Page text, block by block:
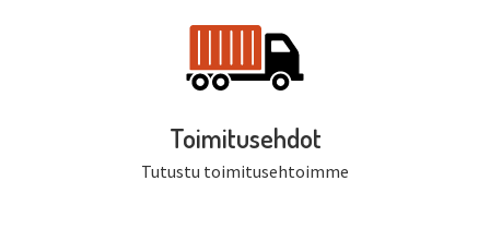
Toimitusehdot
Tutustu toimitusehtoimme